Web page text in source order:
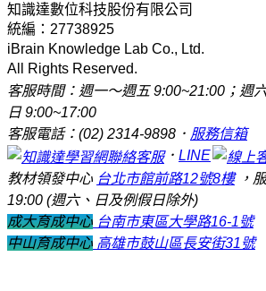
知識達數位科技股份有限公司
統編：27738925
iBrain Knowledge Lab Co., Ltd.
All Rights Reserved.
客服時間：週一～週五 9:00~21:00；週
日 9:00~17:00
客服電話：(02) 2314-9898． 服務信箱
． LINE
教材領發中心 台北市館前路12號8樓，
19:00 (週六、日及例假日除外)
成大育成中心 台南市東區大學路16-1號
中山育成中心 高雄市鼓山區長安街31號